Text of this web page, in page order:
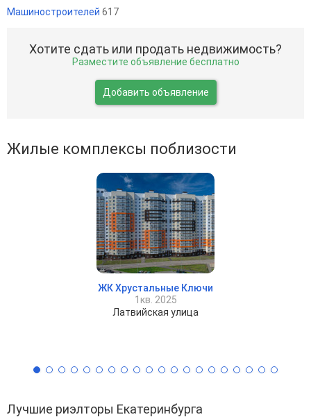
Машиностроителей 617
Хотите сдать или продать недвижимость?
Разместите объявление бесплатно
Добавить объявление
Жилые комплексы поблизости
ЖК Хрустальные Ключи
1кв. 2025
Латвийская улица
Лучшие риэлторы Екатеринбурга